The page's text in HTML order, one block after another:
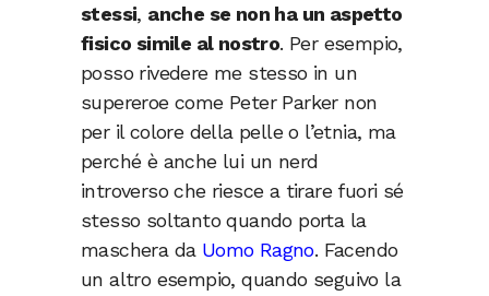
stessi, anche se non ha un aspetto
fisico simile al nostro. Per esempio,
posso rivedere me stesso in un
supereroe come Peter Parker non
per il colore della pelle o l’etnia, ma
perché è anche lui un nerd
introverso che riesce a tirare fuori sé
stesso soltanto quando porta la
maschera da Uomo Ragno. Facendo
un altro esempio, quando seguivo la